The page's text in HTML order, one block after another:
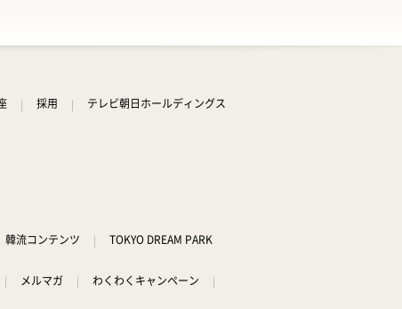
採用 テレビ朝日ホールディングス
韓流コンテンツ TOKYO DREAM PARK
メルマガ
わくわくキャンペーン